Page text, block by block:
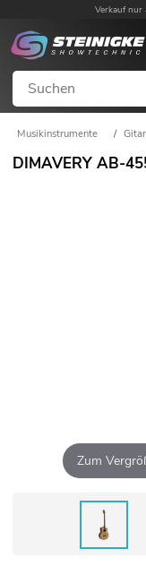
Verkauf nur
Musikinstrumente /
DIMAVERY AB-
Zum